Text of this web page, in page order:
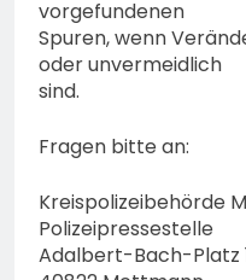
vorgefundenen
Spuren, wenn
oder unvermeidlich
sind.
Fragen bitte an:
Kreispolizeibehörde
Polizeipressestelle
Adalbert-Bach-Platz